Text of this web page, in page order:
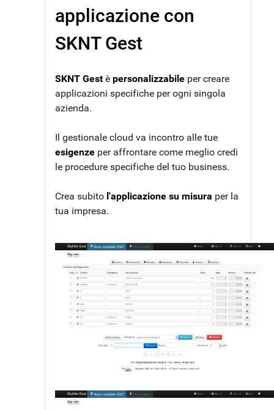
applicazione con
SKNT Gest
SKNT Gestè personalizzabile per creare
applicazioni specifiche per ogni singola
azienda.
Il gestionale cloud va incontro alle tue
esigenze per affrontare come meglio credi
le procedure specifiche del tuo business.
Crea subito l'applicazione su misura per la
tua impresa.